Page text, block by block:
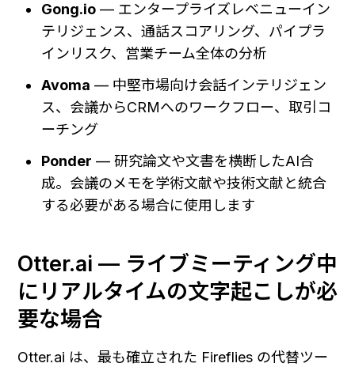
Gong.io — エンタープライズレベニューイン
テリジェンス、通話スコアリング、パイプラ
インリスク、営業チーム全体の分析
Avoma — 中堅市場向け会話インテリジェン
ス、会議からCRMへのワークフロー、取引コ
ーチング
Ponder — 研究論文や文書を横断したAI合
成。会議のメモを学術文献や技術文献と統合
する必要がある場合に使用します
Otter.ai — ライブミーティング中
にリアルタイムの文字起こしが必
要な場合
Otter.ai は、最も確立された Fireflies の代替ツー